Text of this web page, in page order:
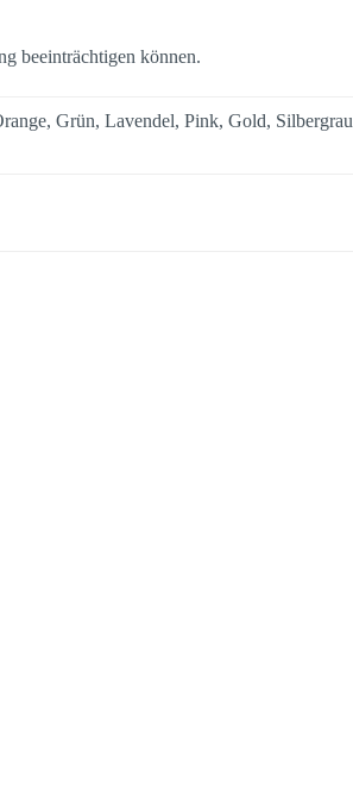
beeinträchtigen können.
Grün, Lavendel, Pink, Gold, Silbergrau